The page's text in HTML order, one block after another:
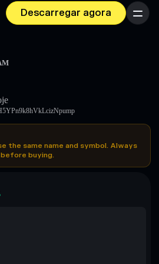
Descarregar agora Menu
the same name and symbol. Always
buying.